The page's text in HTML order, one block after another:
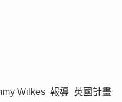
Wilkes 報導 英國計畫